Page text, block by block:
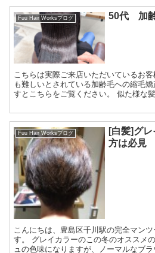
Fuu Hair Worksブログ 50代 加
こちらは実際ご来店いただいているお
も難しいとされている加齢毛への縮毛
すとこちらをご覧ください。 似た様な
『できる』という選択肢が増えるだけ
が高まります。
Fuu Hair Worksブログ
[白髪]グ
方は必見
こんにちは、豊島区千川駅の完全マン
す。 グレイカラーのこの冬のオススメ
ュの色味になりますが、ノーマルなブラ